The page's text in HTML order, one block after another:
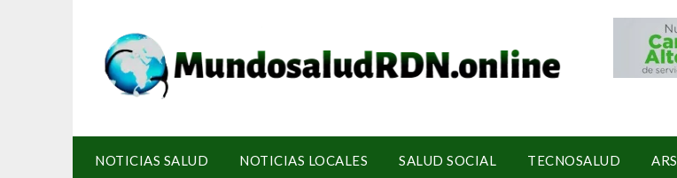
NOTICIAS SALUD NOTICIAS LOCALES SALUD SOCIAL TECNOSALUD ARS